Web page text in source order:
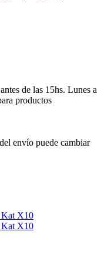
de las 15hs. Lunes a
productos
envío puede cambiar